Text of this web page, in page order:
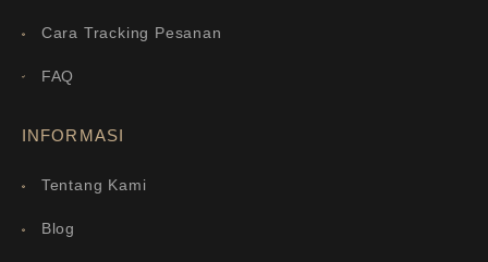
Cara Tracking Pesanan
FAQ
INFORMASI
Tentang Kami
Blog